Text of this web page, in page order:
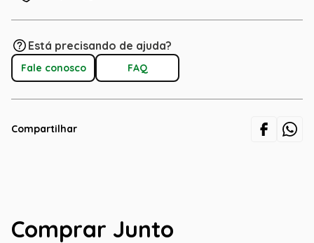
Está precisando de ajuda?
Fale conosco FAQ
Compartilhar
Comprar Junto